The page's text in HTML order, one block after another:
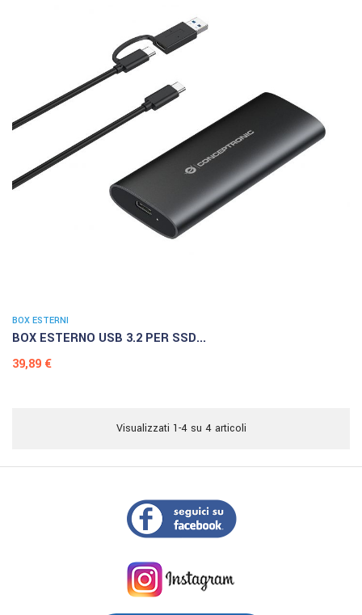
BOX ESTERNI
BOX ESTERNO USB 3.2 PER SSD...
Prezzo
39,89 €
Visualizzati 1-4 su 4 articoli